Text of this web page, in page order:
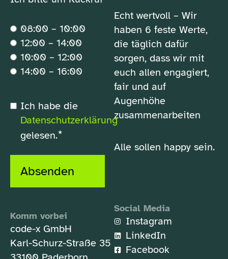
08:00 – 10:00
12:00 – 14:00
10:00 – 12:00
14:00 – 16:00
Datenschutzerklärung
Ich habe die
Datenschutzerklärung
gelesen.*
Absenden
Komm vorbei
code-x GmbH
Karl-Schurz-Straße 35
Echt wertvoll – Wir
haben 6 feste Werte,
die täglich dafür
sorgen, dass wir mit
euch allen engagiert,
fair und auf
Augenhöhe
zusammenarbeiten
Alle sollen happy sein.
Social Media
Instagram
LinkedIn
Facebook